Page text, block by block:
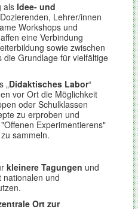
alsIdee- und
Lehrer/innen
Workshops und
eine Verbindung
sowie zwischen
die Grundlage für vielfältige
„Didaktisches Labor“
vor Ort die Möglichkeit
oder Schulklassen
zu erproben und
Experimentierens"
sammeln.
kleinere Tagungen und
nationalen und
Ort zur